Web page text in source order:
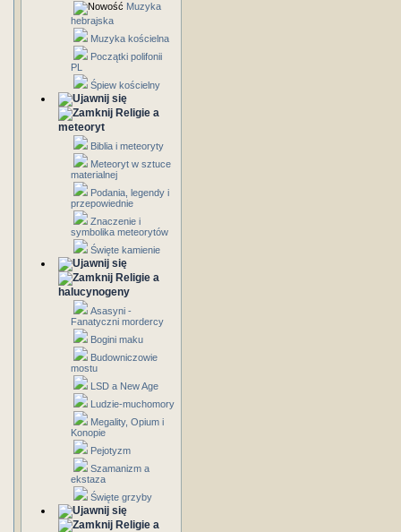
Muzyka
hebrajska
Muzyka kościelna
Początki polifonii
PL
Śpiew kościelny
Religie a
meteoryt
Biblia i meteoryty
Meteoryt w sztuce
materialnej
Podania, legendy i
przepowiednie
Znaczenie i
symbolika meteorytów
Święte kamienie
Religie a
halucynogeny
Asasyni -
Fanatyczni mordercy
Bogini maku
Budowniczowie
mostu
LSD a New Age
Ludzie-muchomory
Megality, Opium i
Konopie
Pejotyzm
Szamanizm a
ekstaza
Święte grzyby
Religie a